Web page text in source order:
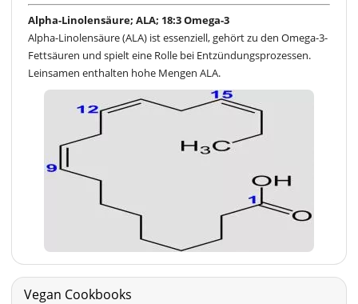
Alpha-Linolensäure; ALA; 18:3 Omega-3
Alpha-Linolensäure (ALA) ist essenziell, gehört zu den Omega-3-
Fettsäuren und spielt eine Rolle bei Entzündungsprozessen.
Leinsamen enthalten hohe Mengen ALA.
Vegan Cookbooks